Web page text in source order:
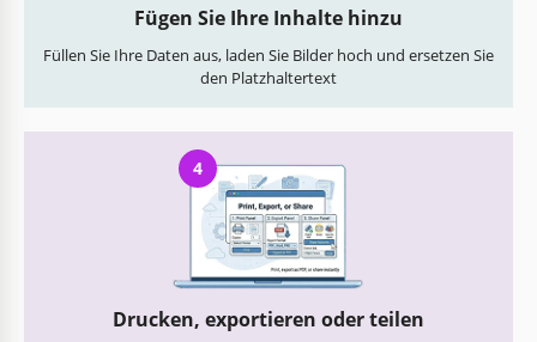
Fügen Sie Ihre Inhalte hinzu
Füllen Sie Ihre Daten aus, laden Sie Bilder hoch und ersetzen Sie
den Platzhaltertext
4
Drucken, exportieren oder teilen